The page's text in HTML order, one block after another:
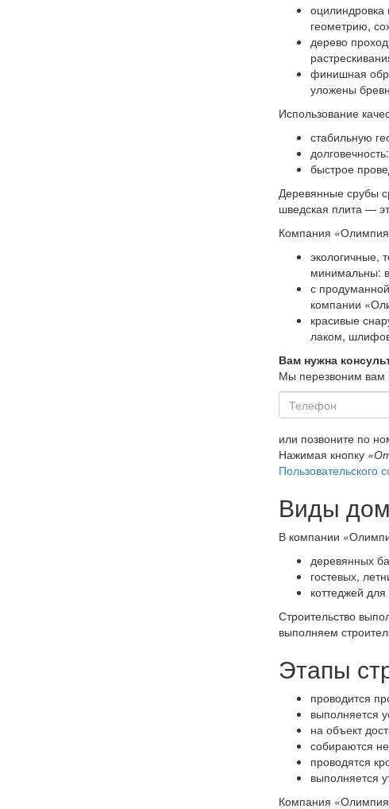
оцилиндровка
геометрию,
дерево
финишная
уложены
Использование
стабильную
быстрое
Деревянные срубы
шведская плита —
Компания
экологичные,
минимальны:
с
компании
красивые
лаком,
Вам нужна
Мы перезвоним вам
или позвоните по
Нажимая кнопку
Пользовательского
Виды
В компании
деревянных
гостевых,
коттеджей
Строительство
выполняем
Этапы
проводится
выполняется
на объект
собираются
проводятся
выполняется
Компания